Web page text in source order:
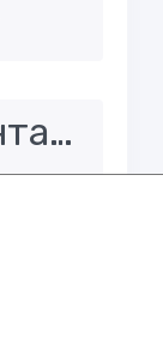
Твой комментарий..